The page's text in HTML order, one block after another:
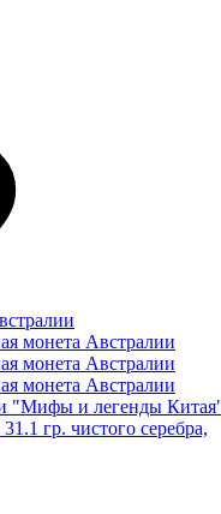
"Мифы и легенды
гр. чистого серебра,